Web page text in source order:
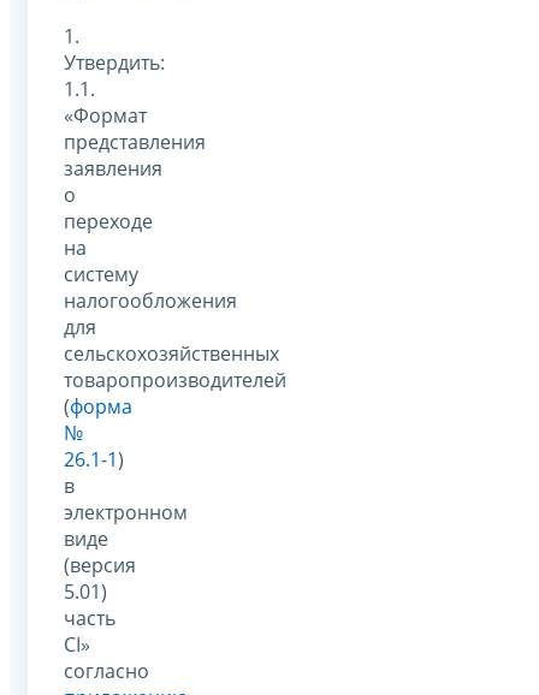
1.
Утвердить:
1.1.
«Формат
представления
заявления
о
переходе
на
систему
налогообложения
для
сельскохозяйственных
товаропроизводителей
(форма
№
26.1-1)
в
электронном
виде
(версия
5.01)
часть
CI»
согласно